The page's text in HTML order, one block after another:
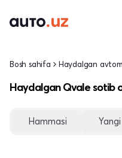
Bosh sahifa Haydalgan
Haydalgan Qvale sotib
Hammasi Yangi